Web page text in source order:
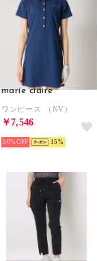
marie claire
ワンピース （NV）
￥7,546
30% 15